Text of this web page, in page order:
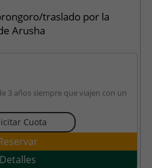
traslado por la
Arusha
3 años siempre que viajen con un
Cuota
Detalles